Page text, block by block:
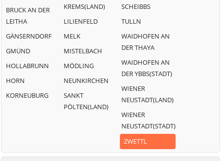
BRUCK AN DER
LEITHA
GÄNSERNDORF
GMÜND
HOLLABRUNN
HORN
KORNEUBURG
KREMS(LAND)
LILIENFELD
MELK
MISTELBACH
MÖDLING
NEUNKIRCHEN
SANKT
PÖLTEN(LAND)
SCHEIBBS
TULLN
WAIDHOFEN AN
DER THAYA
WAIDHOFEN AN
DER YBBS(STADT)
WIENER
NEUSTADT(LAND)
WIENER
NEUSTADT(STADT)
ZWETTL